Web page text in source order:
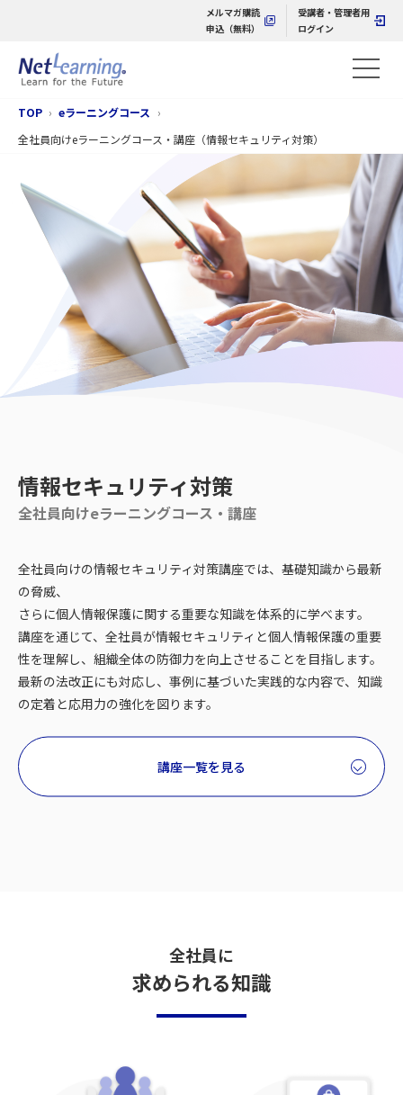
メルマガ購読
申込（無料）
受講者・管理者用
ログイン
TOP
eラーニングコース
全社員向けeラーニングコース・講座（情報セキュリティ対策）
情報セキュリティ対策
全社員向けeラーニングコース・講座
全社員向けの情報セキュリティ対策講座では、基礎知識から最新
の脅威、
さらに個人情報保護に関する重要な知識を体系的に学べます。
講座を通じて、全社員が情報セキュリティと個人情報保護の重要
性を理解し、組織全体の防御力を向上させることを目指します。
最新の法改正にも対応し、事例に基づいた実践的な内容で、知識
の定着と応用力の強化を図ります。
講座一覧を見る
全社員に
求められる知識